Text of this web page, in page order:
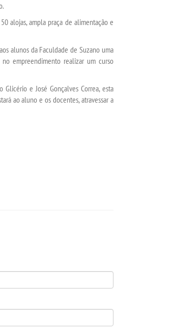
alojas, ampla praça de alimentação e
alunos da Faculdade de Suzano uma
empreendimento realizar um curso
e José Gonçalves Correa, esta
ao aluno e os docentes, atravessar a